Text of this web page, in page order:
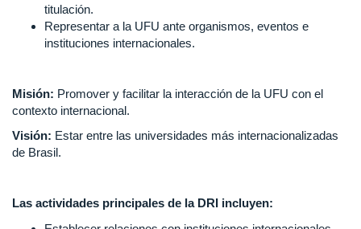
titulación.
Representar a la UFU ante organismos, eventos e
instituciones internacionales.
Misión: Promover y facilitar la interacción de la UFU con el
contexto internacional.
Visión: Estar entre las universidades más internacionalizadas
de Brasil.
Las actividades principales de la DRI incluyen: